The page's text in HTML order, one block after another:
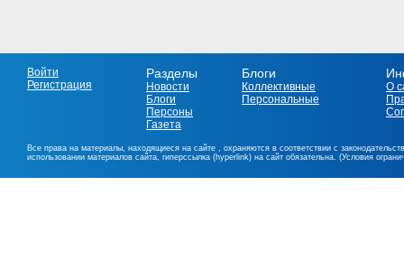
Войти
Регистрация
Разделы
Новости
Блоги
Персоны
Газета
Блоги
Коллективные
Персональные
О
Все права на материалы, находящиеся на сайте , охраняются в соответствии с
использовании материалов сайта, гиперссылка (hyperlink) на сайт обязательна. (Условия